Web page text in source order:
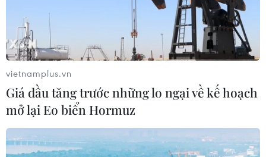
vietnamplus.vn
Giá dầu tăng trước những lo ngại về kế hoạch
mở lại Eo biển Hormuz